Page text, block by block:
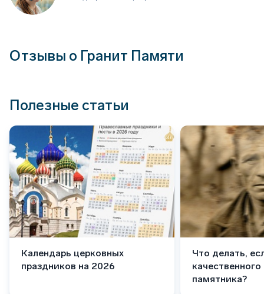
Отзывы о Гранит Памяти
Полезные статьи
Календарь церковных
праздников на 2026
Что делать,
памятника?